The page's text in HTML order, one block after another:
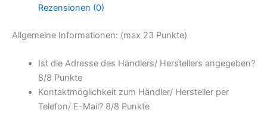
Rezensionen (0)
Allgemeine Informationen: (max 23 Punkte)
Ist die Adresse des Händlers/ Herstellers angegeben?
8/8 Punkte
Kontaktmöglichkeit zum Händler/ Hersteller per
Telefon/ E-Mail? 8/8 Punkte